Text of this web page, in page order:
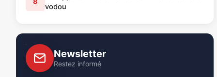
vodou
Newsletter
Restez informé